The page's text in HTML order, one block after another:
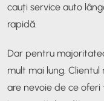
cauți service auto
rapidă.
Dar pentru
mult mai lung.
are nevoie de ce